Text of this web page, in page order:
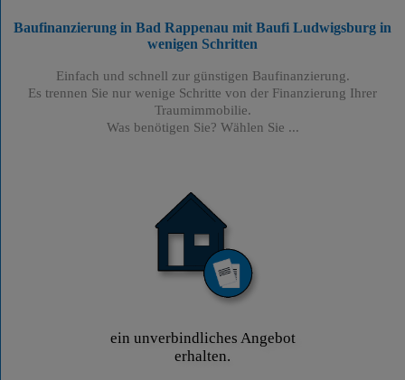
Baufinanzierung in Bad Rappenau mit Baufi Ludwigsburg in
wenigen Schritten
Einfach und schnell zur günstigen Baufinanzierung.
Es trennen Sie nur wenige Schritte von der Finanzierung Ihrer
Traumimmobilie.
Was benötigen Sie? Wählen Sie ...
ein unverbindliches Angebot
erhalten.